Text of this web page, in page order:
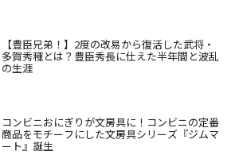
【豊臣兄弟！】2度の改易から復活した武将・
多賀秀種とは？豊臣秀長に仕えた半年間と波乱
の生涯
コンビニおにぎりが文房具に！コンビニの定番
商品をモチーフにした文房具シリーズ『ジムマ
ート』誕生